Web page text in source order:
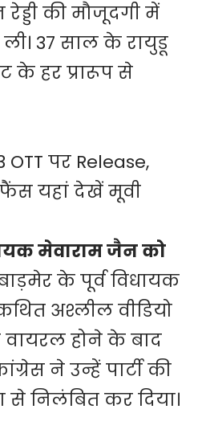
की मौजूदगी में
ली। 37 साल के रायुडू
के हर प्रारूप से
OTT पर Release,
यहां देखें मूवी
मेवाराम जैन को
के पूर्व विधायक
अश्लील वीडियो
वायरल होने के बाद
ने उन्हें पार्टी की
से निलंबित कर दिया।